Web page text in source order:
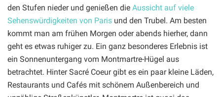
den Stufen nieder und genießen die Aussicht auf viele
Sehenswürdigkeiten von Paris und den Trubel. Am besten
kommt man am frühen Morgen oder abends hierher, dann
geht es etwas ruhiger zu. Ein ganz besonderes Erlebnis ist
ein Sonnenuntergang vom Montmartre-Hügel aus
betrachtet. Hinter Sacré Coeur gibt es ein paar kleine Läden,
Restaurants und Cafés mit schönem Außenbereich und